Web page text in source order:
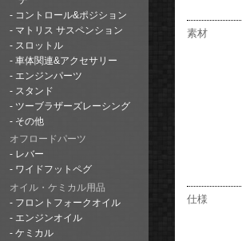
コントロール&ポジション
マトリス サスペンション
スロットル
車体関連&アクセサリー
エンジンパーツ
スタンド
ツーブラザーズレーシング
その他
オフロードパーツ
レバー
ワイドフットペグ
オイル・ケミカル用品
フロントフォークオイル
エンジンオイル
ケミカル
素材
仕様